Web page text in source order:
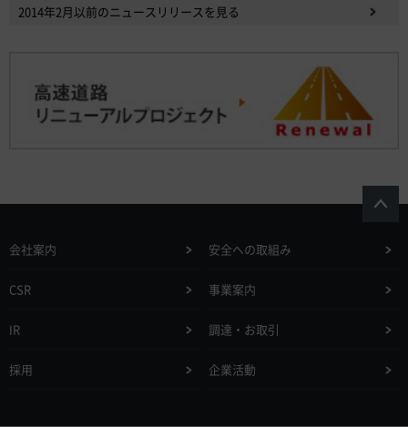
2014年2月以前のニュースリリースを見る
会社案内 安全への取組み
CSR 事業案内
IR 調達・お取引
採用 企業活動